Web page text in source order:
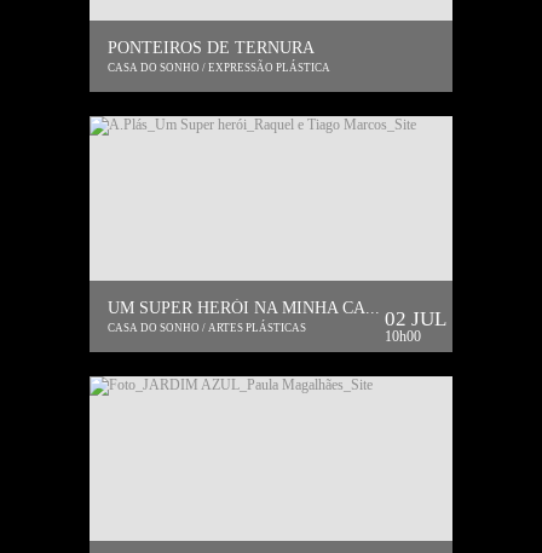
PONTEIROS DE TERNURA
CASA DO SONHO / EXPRESSÃO PLÁSTICA
UM SUPER HERÓI NA MINHA CA...
CASA DO SONHO / ARTES PLÁSTICAS 02 JUL
10h00